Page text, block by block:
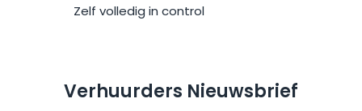
Zelf volledig in control
Verhuurders Nieuwsbrief